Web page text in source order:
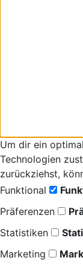
Um dir ein
Technologien
zurückziehst,
Funktional
Präferenzen
Statistiken
Marketing